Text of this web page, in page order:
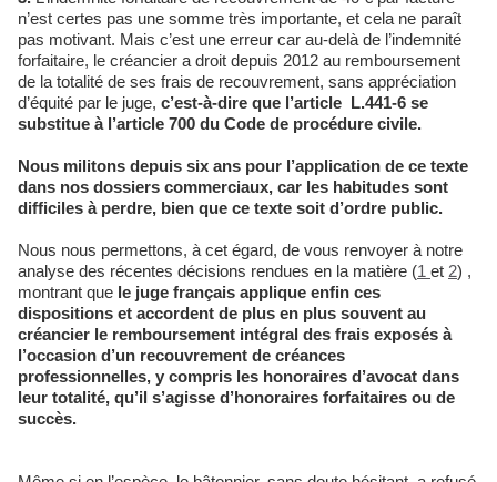
n’est certes pas une somme très importante, et cela ne paraît
pas motivant. Mais c’est une erreur car au-delà de l’indemnité
forfaitaire, le créancier a droit depuis 2012 au remboursement
de la totalité de ses frais de recouvrement, sans appréciation
d’équité par le juge, c’est-à-dire que l’article L.441-6 se
substitue à l’article 700 du Code de procédure civile.
Nous militons depuis six ans pour l’application de ce texte
dans nos dossiers commerciaux, car les habitudes sont
difficiles à perdre, bien que ce texte soit d’ordre public.
Nous nous permettons, à cet égard, de vous renvoyer à notre
analyse des récentes décisions rendues en la matière (1 et 2) ,
montrant que le juge français applique enfin ces
dispositions et accordent de plus en plus souvent au
créancier le remboursement intégral des frais exposés à
l’occasion d’un recouvrement de créances
professionnelles, y compris les honoraires d’avocat dans
leur totalité, qu’il s’agisse d’honoraires forfaitaires ou de
succès.